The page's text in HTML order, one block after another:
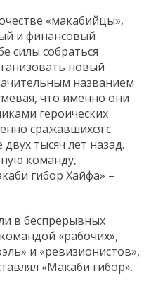
«макабийцы»,
и финансовый
силы собраться
новый
названием
что именно они
героических
сражавшихся с
тысяч лет назад.
команду,
гибор Хайфа» –
в беспрерывных
«рабочих»,
и «ревизионистов»,
«Макаби гибор».